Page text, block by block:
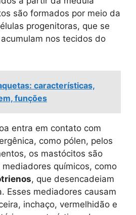
são formados por meio da
progenitoras, que se
nos tecidos do
características,
funções
entra em contato com
como pólen, pelos
os mastócitos são
químicos, como
, que desencadeiam
Esses mediadores causam
inchaço, vermelhidão e